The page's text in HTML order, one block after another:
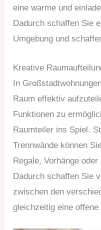
eine warme und
Dadurch schaffen Sie
Umgebung und
Kreative
In
Raum effektiv
Funktionen zu
Raumteiler ins Spiel.
Trennwände können
Regale, Vorhänge
Dadurch schaffen Sie
zwischen den
gleichzeitig eine offene